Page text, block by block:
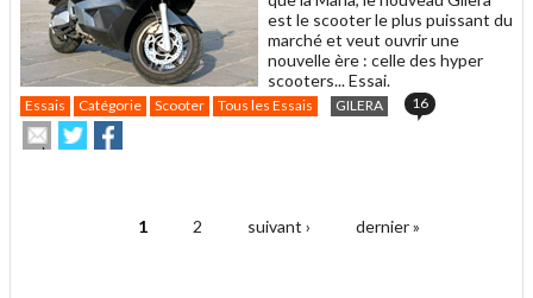
est le scooter le plus puissant du
marché et veut ouvrir une
nouvelle ère : celle des hyper
scooters... Essai.
Essais Catégorie Scooter Tous les Essais GILERA 16
Envoyer
cet
Partager
sur
sur
1 2 suivant › dernier »